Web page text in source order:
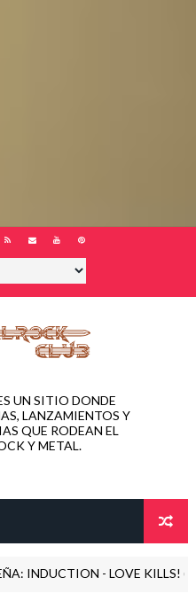
UN SITIO DONDE
LANZAMIENTOS Y
QUE RODEAN EL
Y METAL.
- LOVE KILLS! (2026)